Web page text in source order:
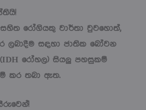
රෝගියකු වාර්තා වුවහොත්,
ලබාදීම සඳහා ජාතික බෝවන
රෝහල) සියලු පහසුකම්
කර තබා ඇත.